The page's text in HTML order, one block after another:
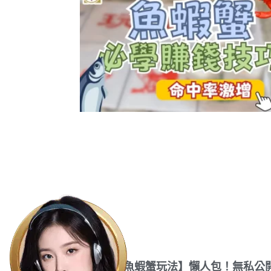
超詳細【魚蝦蟹玩法】懶人包！無私公